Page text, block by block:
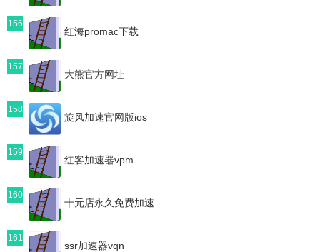
156
红海promac下载
157
大熊官方网址
158
旋风加速官网版ios
159
红客加速器vpm
160
十元店永久免费加速
161
ssr加速器vqn